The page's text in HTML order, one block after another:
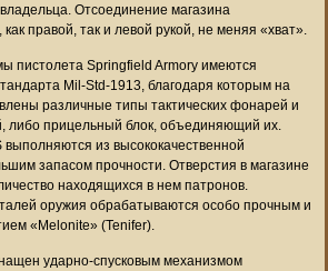
Отсоединение магазина
как правой, так и левой рукой, не меняя «хват».
пистолета Springfield Armory имеются
Mil-Std-1913, благодаря которым на
различные типы тактических фонарей и
либо прицельный блок, объединяющий их.
из высококачественной
запасом прочности. Отверстия в магазине
находящихся в нем патронов.
оружия обрабатываются особо прочным и
«Melonite» (Tenifer).
ударно-спусковым механизмом